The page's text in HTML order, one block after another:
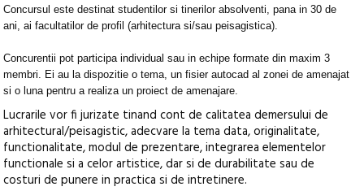
Concursul este destinat studentilor si tinerilor absolventi, pana in 30 de
ani, ai facultatilor de profil (arhitectura si/sau peisagistica).
Concurentii pot participa individual sau in echipe formate din maxim 3
membri. Ei au la dispozitie o tema, un fisier autocad al zonei de amenajat
si o luna pentru a realiza un proiect de amenajare.
Lucrarile vor fi jurizate tinand cont de calitatea demersului de
arhitectural/peisagistic, adecvare la tema data, originalitate,
functionalitate, modul de prezentare, integrarea elementelor
functionale si a celor artistice, dar si de durabilitate sau de
costuri de punere in practica si de intretinere.